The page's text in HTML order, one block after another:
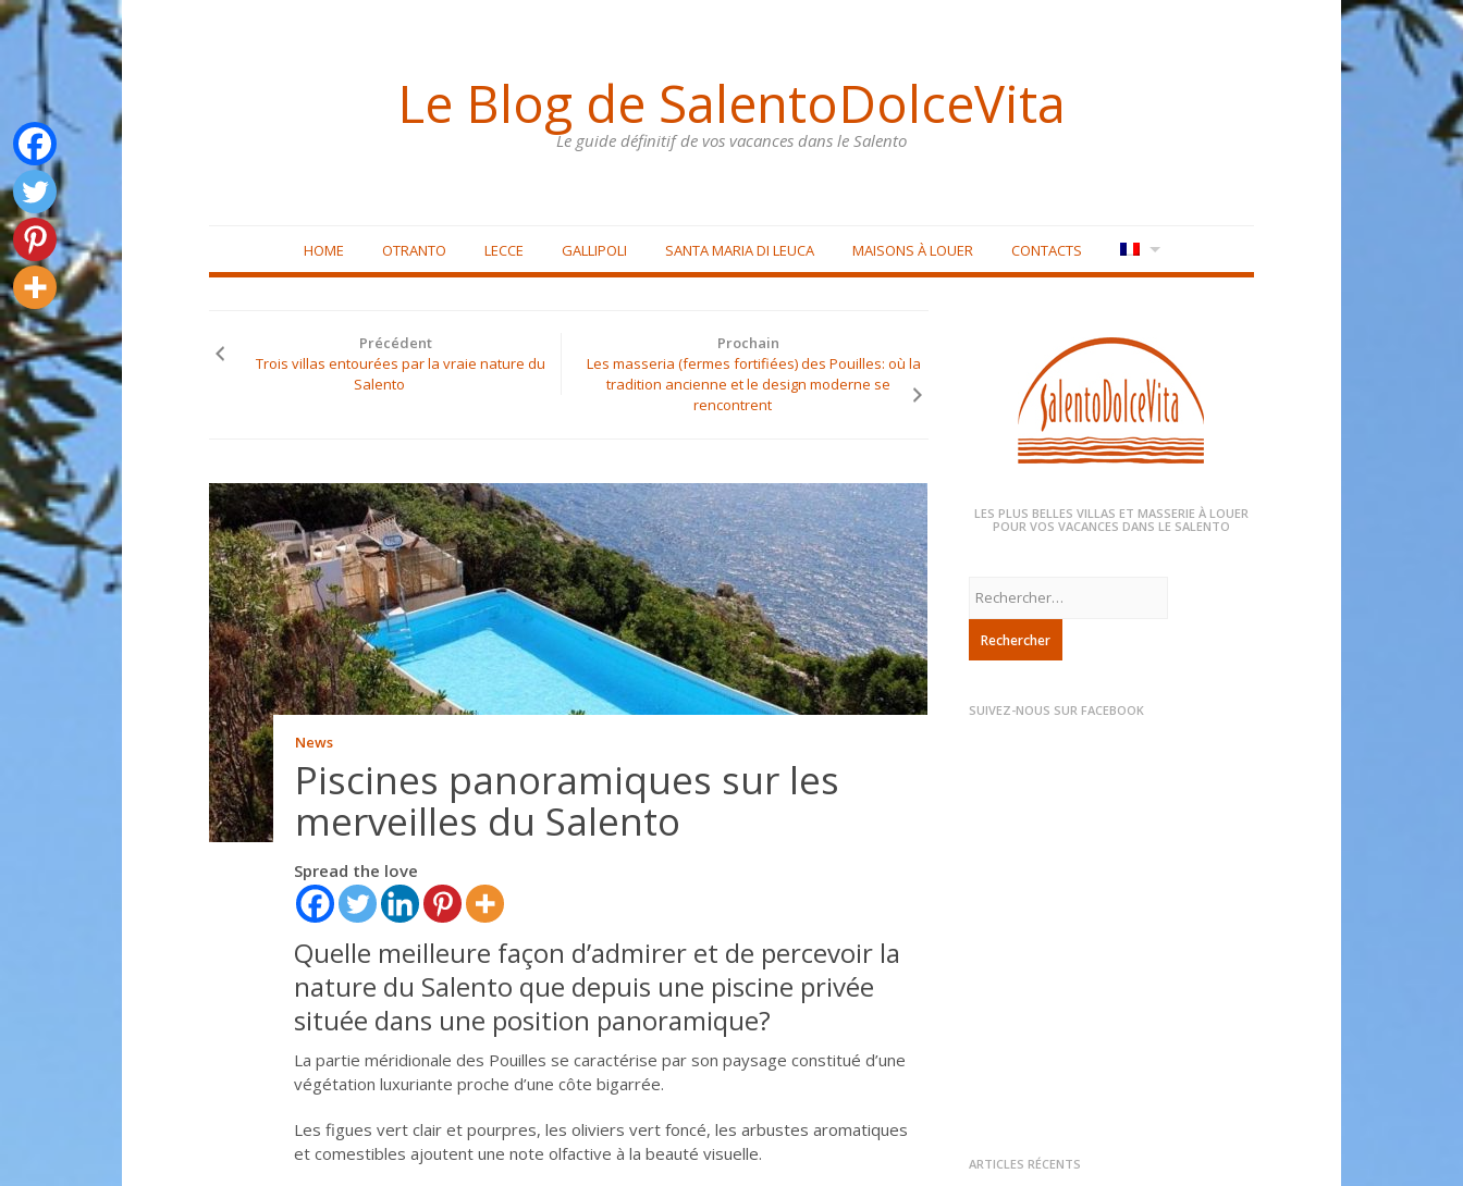
Le Blog de SalentoDolceVita
Le guide définitif de vos vacances dans le Salento
content
HOME OTRANTO LECCE GALLIPOLI SANTA MARIA DI LEUCA MAISONS À LOUER CONTACTS
Précédent
Trois villas entourées par la vraie nature du
Salento
Prochain
Les masseria (fermes fortifiées) des Pouilles: où la
tradition ancienne et le design moderne se
rencontrent
News
Piscines panoramiques sur les
merveilles du Salento
Spread the love
Quelle meilleure façon d’admirer et de percevoir la
nature du Salento que depuis une piscine privée
située dans une position panoramique?
La partie méridionale des Pouilles se caractérise par son paysage constitué d’une
végétation luxuriante proche d’une côte bigarrée.
Les figues vert clair et pourpres, les oliviers vert foncé, les arbustes aromatiques
et comestibles ajoutent une note olfactive à la beauté visuelle.
LES PLUS BELLES VILLAS ET MASSERIE À LOUER
POUR VOS VACANCES DANS LE SALENTO
SUIVEZ-NOUS SUR FACEBOOK
ARTICLES RÉCENTS